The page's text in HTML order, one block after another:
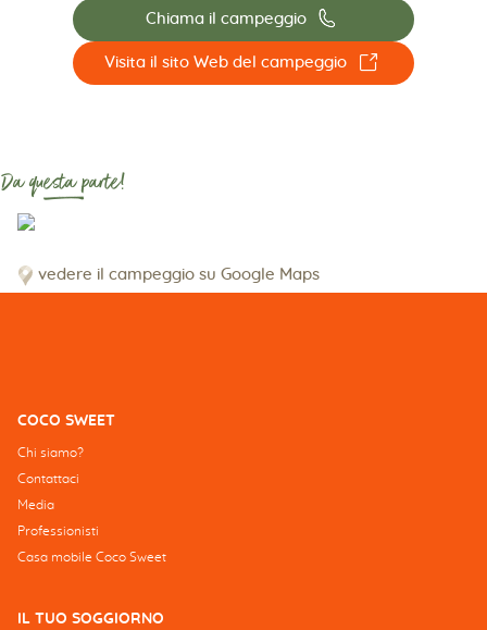
Chiama il campeggio 📞
Visita il sito Web del campeggio ☐
Da questa parte!
vedere il campeggio su Google Maps
COCO SWEET
Chi siamo?
Contattaci
Media
Professionisti
Casa mobile Coco Sweet
IL TUO SOGGIORNO